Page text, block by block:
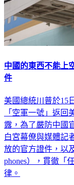
中國的東西不能上
件
美國總統川普於15
「空軍一號」返
露，為了嚴防中國
白宮幕僚與媒體記
放的官方證件，以
phones），貫徹「
律。